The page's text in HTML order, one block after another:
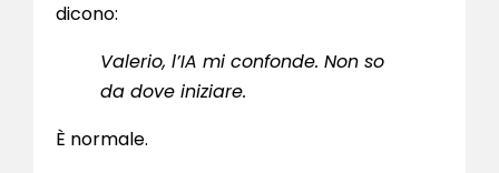
dicono:
Valerio, l’IA mi confonde. Non so
da dove iniziare.
È normale.